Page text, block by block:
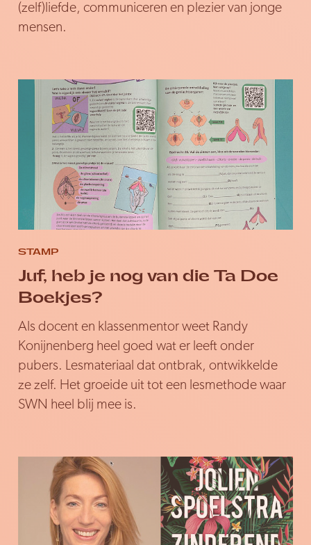
(zelf)liefde, communiceren en plezier van jonge
mensen.
STAMP
Juf, heb je nog van die Ta Doe
Boekjes?
Als docent en klassenmentor weet Randy
Konijnenberg heel goed wat er leeft onder
pubers. Lesmateriaal dat ontbrak, ontwikkelde
ze zelf. Het groeide uit tot een lesmethode waar
SWN heel blij mee is.